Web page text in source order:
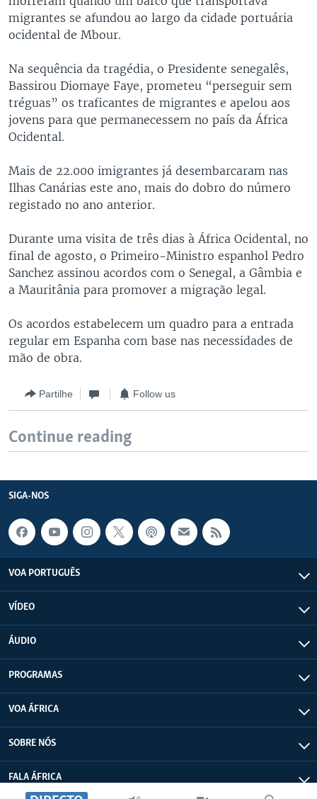
migrantes se afundou ao largo da cidade portuária
ocidental de Mbour.
Na sequência da tragédia, o Presidente senegalês,
Bassirou Diomaye Faye, prometeu “perseguir sem
tréguas” os traficantes de migrantes e apelou aos
jovens para que permanecessem no país da África
Ocidental.
Mais de 22.000 imigrantes já desembarcaram nas
Ilhas Canárias este ano, mais do dobro do número
registado no ano anterior.
Durante uma visita de três dias à África Ocidental, no
final de agosto, o Primeiro-Ministro espanhol Pedro
Sanchez assinou acordos com o Senegal, a Gâmbia e
a Mauritânia para promover a migração legal.
Os acordos estabelecem um quadro para a entrada
regular em Espanha com base nas necessidades de
mão de obra.
Partilhe Follow us
Continue reading
SIGA-NOS
VOA PORTUGUÊS
VÍDEO
ÁUDIO
PROGRAMAS
VOA ÁFRICA
SOBRE NÓS
FALA ÁFRICA